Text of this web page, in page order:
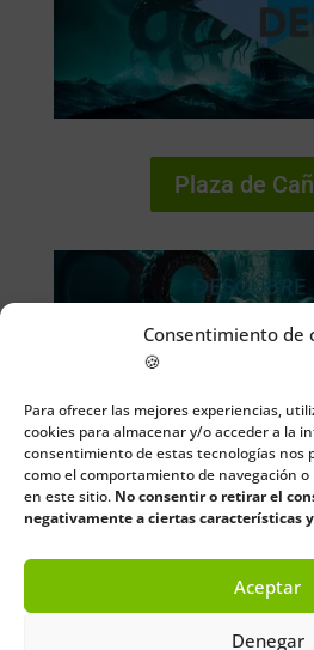
Consentimiento de
🍪
Para ofrecer las mejores experiencias,
cookies para almacenar y/o acceder a la
consentimiento de estas tecnologías nos
como el comportamiento de navegación
en este sitio. No consentir o retirar el
negativamente a ciertas características
Aceptar
Denegar
Plaza de
Filmoteca